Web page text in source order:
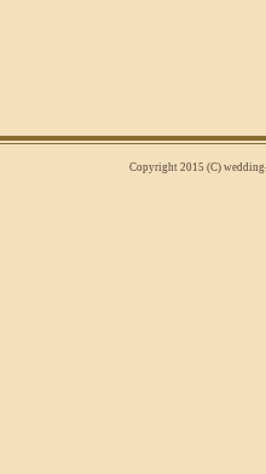
Copyright 2015 (C)